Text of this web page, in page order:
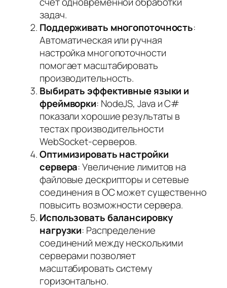
задач.
Поддерживать многопоточность:
Автоматическая или ручная
настройка многопоточности
помогает масштабировать
производительность.
Выбирать эффективные языки и
фреймворки: NodeJS, Java и C#
показали хорошие результаты в
тестах производительности
WebSocket-серверов.
Оптимизировать настройки
сервера: Увеличение лимитов на
файловые дескрипторы и сетевые
соединения в ОС может существенно
повысить возможности сервера.
Использовать балансировку
нагрузки: Распределение
соединений между несколькими
серверами позволяет
масштабировать систему
горизонтально.